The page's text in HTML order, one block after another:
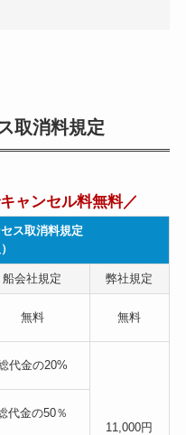
取消料規定
ャンセル料無料／
ス取消料規定
船会社規定 弊社規定
無料 無料
代金の20%
11,000円
代金の50％